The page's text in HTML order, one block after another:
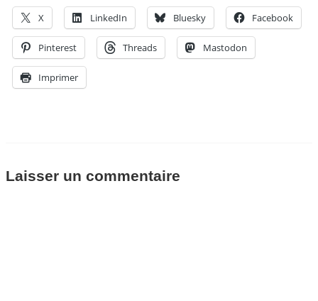
X LinkedIn Bluesky Facebook
Pinterest Threads Mastodon
Imprimer
Laisser un commentaire